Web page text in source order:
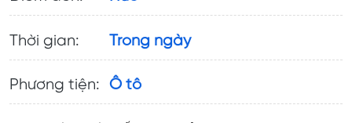
Thời gian: Trong ngày
Phương tiện: Ô tô